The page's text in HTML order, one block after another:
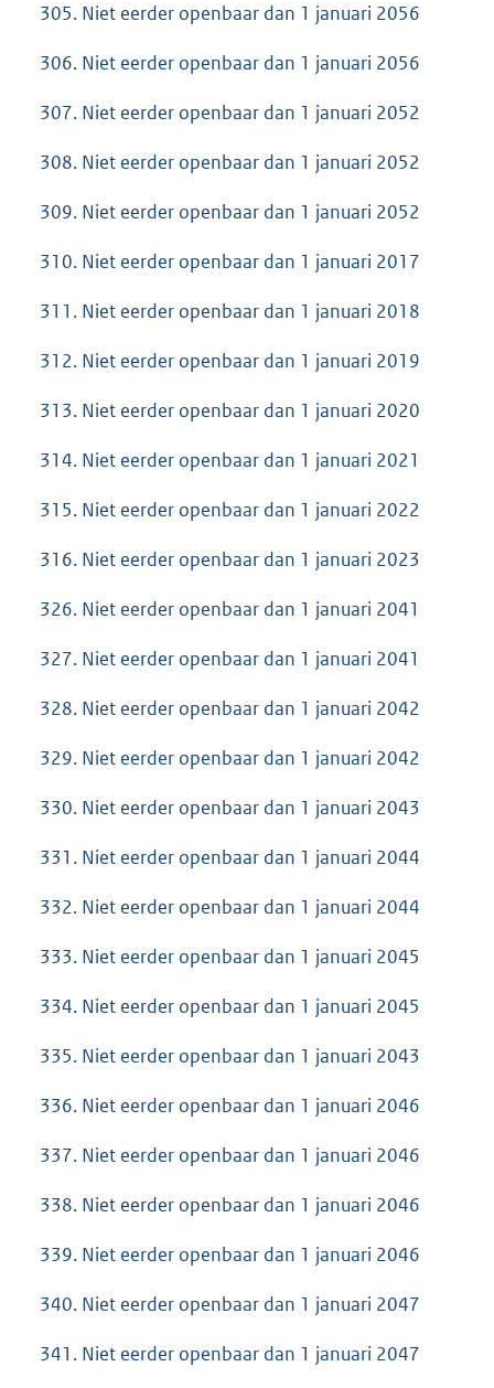
305. Niet eerder openbaar dan 1 januari 2056
306. Niet eerder openbaar dan 1 januari 2056
307. Niet eerder openbaar dan 1 januari 2052
308. Niet eerder openbaar dan 1 januari 2052
309. Niet eerder openbaar dan 1 januari 2052
310. Niet eerder openbaar dan 1 januari 2017
311. Niet eerder openbaar dan 1 januari 2018
312. Niet eerder openbaar dan 1 januari 2019
313. Niet eerder openbaar dan 1 januari 2020
314. Niet eerder openbaar dan 1 januari 2021
315. Niet eerder openbaar dan 1 januari 2022
316. Niet eerder openbaar dan 1 januari 2023
326. Niet eerder openbaar dan 1 januari 2041
327. Niet eerder openbaar dan 1 januari 2041
328. Niet eerder openbaar dan 1 januari 2042
329. Niet eerder openbaar dan 1 januari 2042
330. Niet eerder openbaar dan 1 januari 2043
331. Niet eerder openbaar dan 1 januari 2044
332. Niet eerder openbaar dan 1 januari 2044
333. Niet eerder openbaar dan 1 januari 2045
334. Niet eerder openbaar dan 1 januari 2045
335. Niet eerder openbaar dan 1 januari 2043
336. Niet eerder openbaar dan 1 januari 2046
337. Niet eerder openbaar dan 1 januari 2046
338. Niet eerder openbaar dan 1 januari 2046
339. Niet eerder openbaar dan 1 januari 2046
340. Niet eerder openbaar dan 1 januari 2047
341. Niet eerder openbaar dan 1 januari 2047